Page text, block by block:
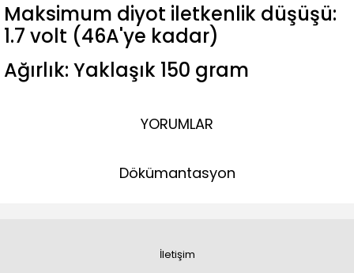
Maksimum diyot iletkenlik düşüşü:
1.7 volt (46A'ye kadar)
Ağırlık: Yaklaşık 150 gram
YORUMLAR
Dökümantasyon
İletişim